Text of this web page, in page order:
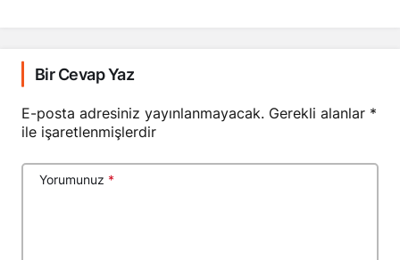
Bir Cevap Yaz
E-posta adresiniz yayınlanmayacak. Gerekli alanlar *
ile işaretlenmişlerdir
Yorumunuz *